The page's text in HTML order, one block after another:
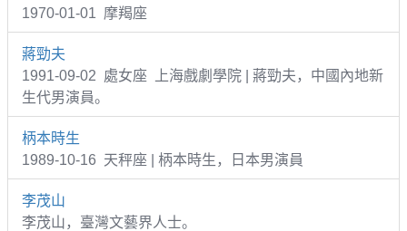
1970-01-01 摩羯座
蔣勁夫
1991-09-02 處女座 上海戲劇學院 | 蔣勁夫，中國內地新
生代男演員。
柄本時生
1989-10-16 天秤座 | 柄本時生，日本男演員
李茂山
李茂山，臺灣文藝界人士。